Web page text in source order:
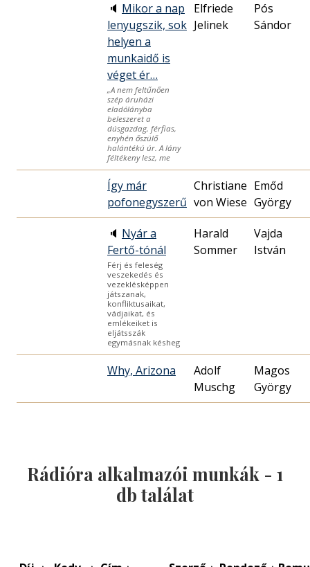
🔈 Mikor a nap
lenyugszik, sok
helyen a
munkaidő is
véget ér…
„A nem feltűnően
szép áruházi
eladólányba
beleszeret a
dúsgazdag, férfias,
enyhén őszülő
halántékú úr. A lány
féltékeny lesz, me
Elfriede
Jelinek
Pós
Sándor
Így már
pofonegyszerű
Christiane
von Wiese
Emőd
György
🔈 Nyár a
Fertő-tónál
Férj és feleség
veszekedés és
vezeklésképpen
játszanak,
konfliktusaikat,
vádjaikat, és
emlékeiket is
eljátsszák
egymásnak késheg
Harald
Sommer
Vajda
István
Why, Arizona
Adolf
Muschg
Magos
György
Rádióra alkalmazói munkák - 1
db találat